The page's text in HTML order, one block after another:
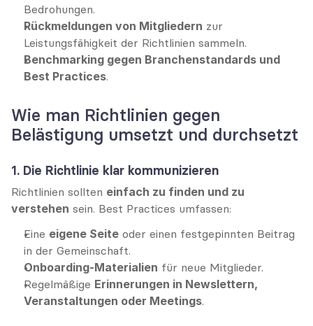
Bedrohungen.
Rückmeldungen von Mitgliedern zur
Leistungsfähigkeit der Richtlinien sammeln.
Benchmarking gegen Branchenstandards und
Best Practices.
Wie man Richtlinien gegen
Belästigung umsetzt und durchsetzt
1. Die Richtlinie klar kommunizieren
Richtlinien sollten einfach zu finden und zu
verstehen sein. Best Practices umfassen:
Eine eigene Seite oder einen festgepinnten Beitrag
in der Gemeinschaft.
Onboarding-Materialien für neue Mitglieder.
Regelmäßige Erinnerungen in Newslettern,
Veranstaltungen oder Meetings.